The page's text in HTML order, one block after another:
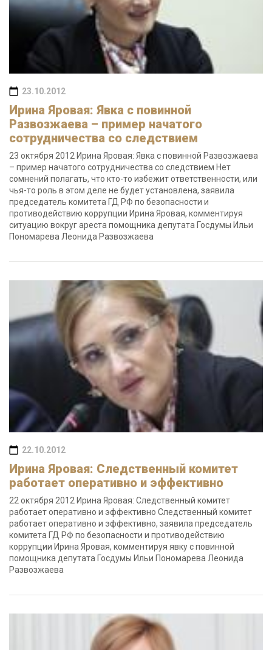
23.10.2012
Ирина Яровая: Явка с повинной
Развозжаева – пример начатого
сотрудничества со следствием
23 октября 2012 Ирина Яровая: Явка с повинной Развозжаева
– пример начатого сотрудничества со следствием Нет
сомнений полагать, что кто-то избежит ответственности, или
чья-то роль в этом деле не будет установлена, заявила
председатель комитета ГД РФ по безопасности и
противодействию коррупции Ирина Яровая, комментируя
ситуацию вокруг ареста помощника депутата Госдумы Ильи
Пономарева Леонида Развозжаева
22.10.2012
Ирина Яровая: Следственный комитет
работает оперативно и эффективно
22 октября 2012 Ирина Яровая: Следственный комитет
работает оперативно и эффективно Следственный комитет
работает оперативно и эффективно, заявила председатель
комитета ГД РФ по безопасности и противодействию
коррупции Ирина Яровая, комментируя явку с повинной
помощника депутата Госдумы Ильи Пономарева Леонида
Развозжаева